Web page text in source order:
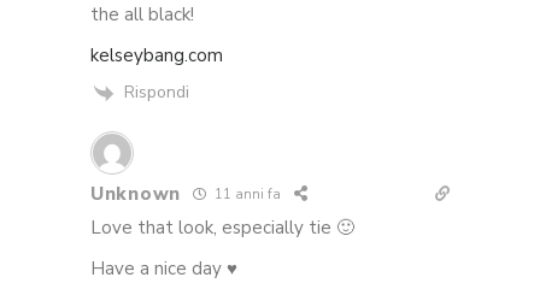
the all black!
kelseybang.com
Rispondi
Unknown 11 anni fa
Love that look, especially tie 🙂
Have a nice day ♥